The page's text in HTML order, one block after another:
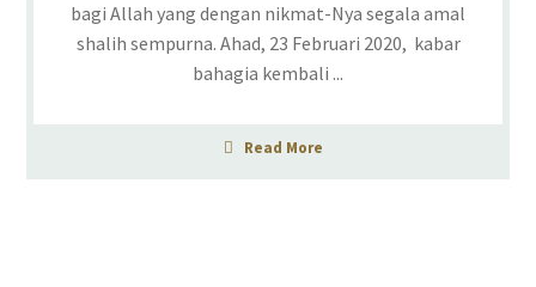
bagi Allah yang dengan nikmat-Nya segala amal
shalih sempurna. Ahad, 23 Februari 2020, kabar
bahagia kembali ...
Read More